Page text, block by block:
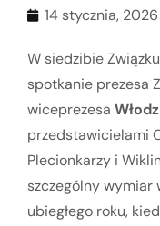
14 stycznia, 2026
W siedzibie
spotkanie prezesa
wiceprezesa
przedstawicielami
Plecionkarzy i
szczególny wymiar
ubiegłego roku,